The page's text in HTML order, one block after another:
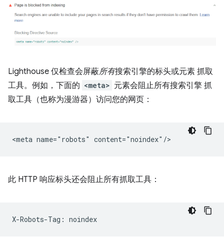
Lighthouse 仅检查会屏蔽所有搜索引擎的标头或元素 抓取
工具。例如，下面的 <meta> 元素会阻止所有搜索引擎 抓
取工具（也称为漫游器）访问您的网页：
此 HTTP 响应标头还会阻止所有抓取工具：